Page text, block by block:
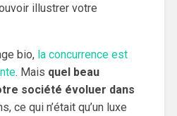
illustrer votre
bio, la concurrence est
. Mais quel beau
société évoluer dans
ce qui n’était qu’un luxe